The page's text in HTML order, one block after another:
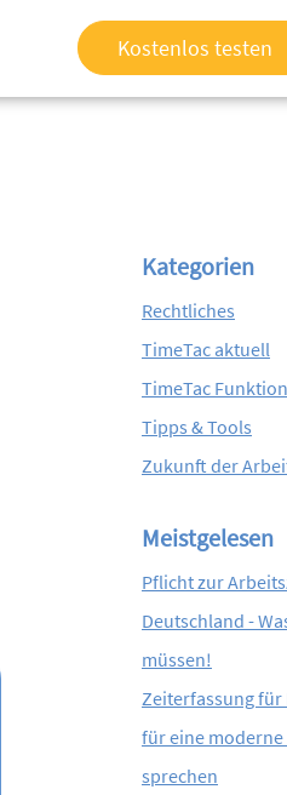
Kostenlos testen
Kategorien
Rechtliches
TimeTac aktuell
TimeTac
Tipps & Tools
Zukunft der
Meistgelesen
Pflicht zur
Deutschland -
müssen!
Zeiterfassung für
für eine
sprechen